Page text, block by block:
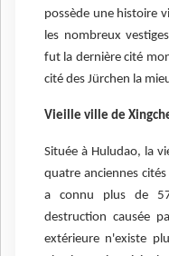
possède une histoire
les nombreux
fut la dernière cité
cité des Jürchen la
Vieille ville de
Située à Huludao, la
quatre anciennes
a connu plus de
destruction causée
extérieure n'existe